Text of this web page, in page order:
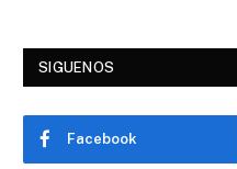
SIGUENOS
Facebook